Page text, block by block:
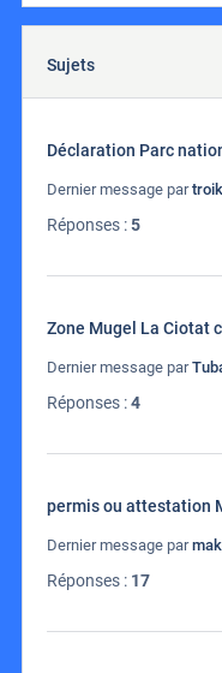
Sujets
Déclaration Parc
Dernier message par
Réponses :5
Zone Mugel La Ciotat
Dernier message par
Réponses :4
permis ou attestation
Dernier message par
Réponses : 17